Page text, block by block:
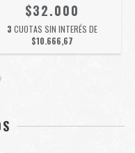
$32.000
3 CUOTAS SIN INTERÉS DE
$10.666,67